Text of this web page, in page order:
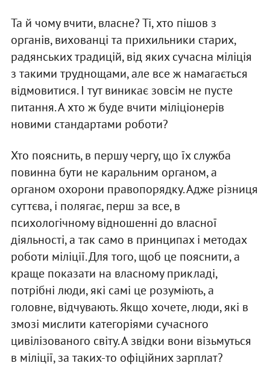
Та й чому вчити, власне? Ті, хто пішов з
органів, вихованці та прихильники старих,
радянських традицій, від яких сучасна міліція
з такими труднощами, але все ж намагається
відмовитися. І тут виникає зовсім не пусте
питання. А хто ж буде вчити міліціонерів
новими стандартами роботи?
Хто пояснить, в першу чергу, що їх служба
повинна бути не каральним органом, а
органом охорони правопорядку. Адже різниця
суттєва, і полягає, перш за все, в
психологічному відношенні до власної
діяльності, а так само в принципах і методах
роботи міліції. Для того, щоб це пояснити, а
краще показати на власному прикладі,
потрібні люди, які самі це розуміють, а
головне, відчувають. Якщо хочете, люди, які в
змозі мислити категоріями сучасного
цивілізованого світу. А звідки вони візьмуться
в міліції, за таких-то офіційних зарплат?